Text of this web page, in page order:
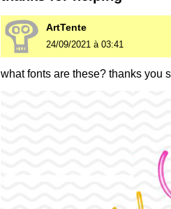
ArtTente
24/09/2021 à 03:41
what fonts are these? thanks you